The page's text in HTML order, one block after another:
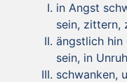
in Angst
sein, zittern,
ängstlich hin
sein, in
schwanken,